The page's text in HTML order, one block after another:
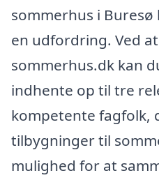
sommerhus i
en udfordring. Ved
sommerhus.dk kan
indhente op til tre
kompetente fagfolk,
tilbygninger til
mulighed for at